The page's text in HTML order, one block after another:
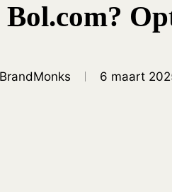
BrandMonks 6 maart